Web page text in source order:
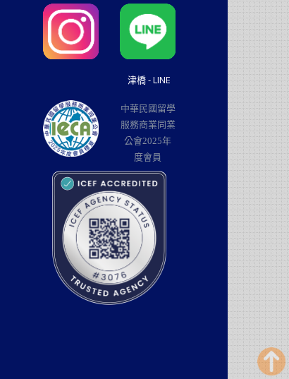
津橋 - LINE
中華民國留學
服務商業同業
公會2025年
度會員